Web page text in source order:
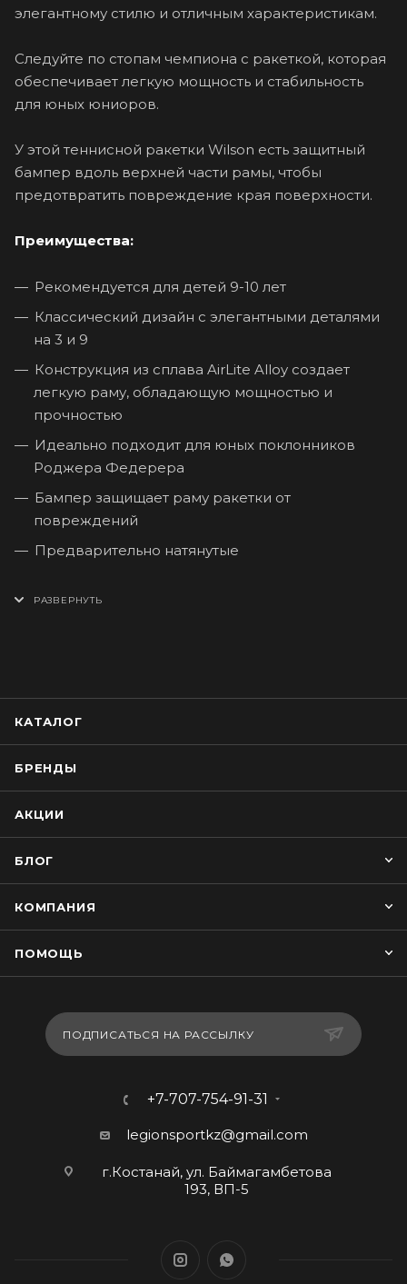
элегантному стилю и отличным характеристикам.
Следуйте по стопам чемпиона с ракеткой, которая
обеспечивает легкую мощность и стабильность
для юных юниоров.
У этой теннисной ракетки Wilson есть защитный
бампер вдоль верхней части рамы, чтобы
предотвратить повреждение края поверхности.
Преимущества:
Рекомендуется для детей 9-10 лет
Классический дизайн с элегантными деталями
на 3 и 9
Конструкция из сплава AirLite Alloy создает
легкую раму, обладающую мощностью и
прочностью
Идеально подходит для юных поклонников
Роджера Федерера
Бампер защищает раму ракетки от
повреждений
Предварительно натянутые
КАТАЛОГ
БРЕНДЫ
АКЦИИ
БЛОГ
КОМПАНИЯ
ПОМОЩЬ
ПОДПИСАТЬСЯ НА РАССЫЛКУ
+7-707-754-91-31
legionsportkz@gmail.com
г.Костанай, ул. Баймагамбетова
193, ВП-5